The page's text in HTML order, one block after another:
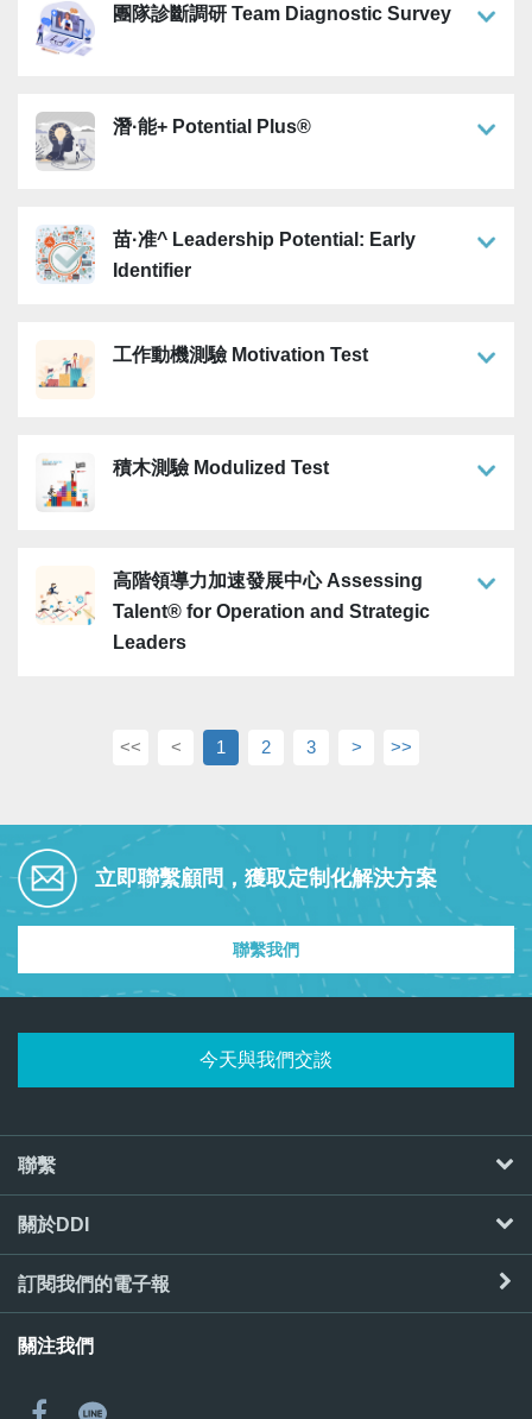
團隊診斷調研 Team Diagnostic Survey
潛·能+ Potential Plus®
苗·准^ Leadership Potential: Early
Identifier
工作動機測驗 Motivation Test
積木測驗 Modulized Test
高階領導力加速發展中心 Assessing
Talent® for Operation and Strategic
Leaders
<< < 1 2 3 > >>
立即聯繫顧問，獲取定制化解決方案
聯繫我們
今天與我們交談
聯繫
關於DDI
訂閱我們的電子報
關注我們